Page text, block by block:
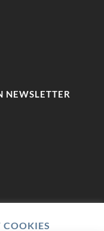
NEWSLETTER
COOKIES